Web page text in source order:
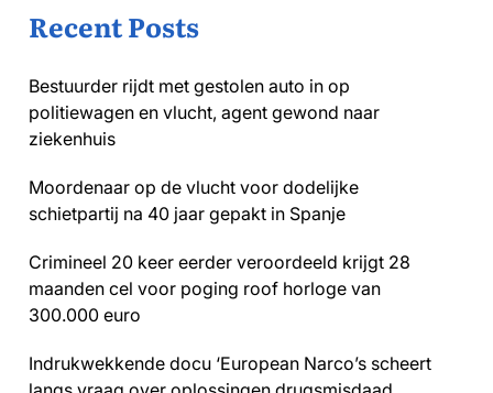
Recent Posts
Bestuurder rijdt met gestolen auto in op
politiewagen en vlucht, agent gewond naar
ziekenhuis
Moordenaar op de vlucht voor dodelijke
schietpartij na 40 jaar gepakt in Spanje
Crimineel 20 keer eerder veroordeeld krijgt 28
maanden cel voor poging roof horloge van
300.000 euro
Indrukwekkende docu ‘European Narco’s scheert